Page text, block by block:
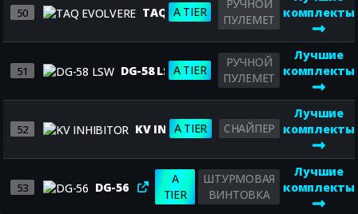
50 TAQ EVOLVERE
A TIER
РУЧНОЙ
ПУЛЕМЕТ
комплекты
51 DG-58 LSWA TIER
РУЧНОЙ
ПУЛЕМЕТ
Лучшие
комплекты
52 KV INHIBITOR
A TIER СНАЙПЕР
Лучшие
комплекты
53 DG-56
A
TIER
ШТУРМОВАЯ
ВИНТОВКА
Лучшие
комплекты